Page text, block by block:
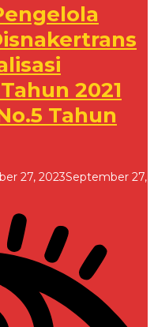
2021
Tahun
27, 2023September 27,